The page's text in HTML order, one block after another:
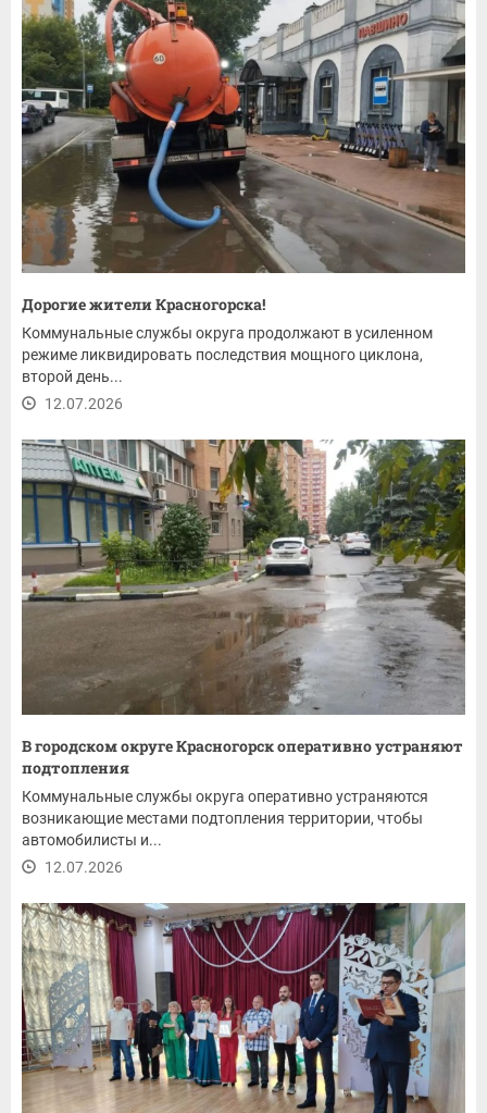
Дорогие жители Красногорска!
Коммунальные службы округа продолжают в усиленном
режиме ликвидировать последствия мощного циклона,
второй день...
12.07.2026
В городском округе Красногорск оперативно устраняют
подтопления
Коммунальные службы округа оперативно устраняются
возникающие местами подтопления территории, чтобы
автомобилисты и...
12.07.2026